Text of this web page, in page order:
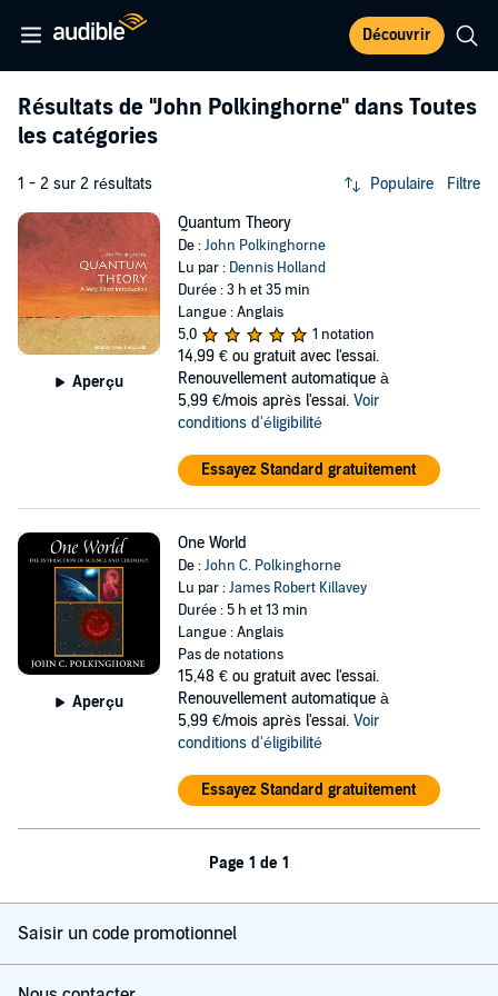
Découvrir
Résultats de "John Polkinghorne" dans Toutes
les catégories
1 - 2 sur 2 résultats Populaire Filtre
Aperçu
Quantum Theory
De :John Polkinghorne
Lu par : Dennis Holland
Durée : 3 h et 35 min
Langue : Anglais
5,0
1 notation
14,99 € ou gratuit avec l'essai.
Renouvellement automatique à
5,99 €/mois après l'essai. Voir
conditions d'éligibilité
Essayez Standard gratuitement
Aperçu
One World
De :John C. Polkinghorne
Lu par :James Robert Killavey
Durée : 5 h et 13 min
Langue : Anglais
Pas de notations
15,48 € ou gratuit avec l'essai.
Renouvellement automatique à
5,99 €/mois après l'essai. Voir
conditions d'éligibilité
Essayez Standard gratuitement
Page 1 de 1
Saisir un code promotionnel